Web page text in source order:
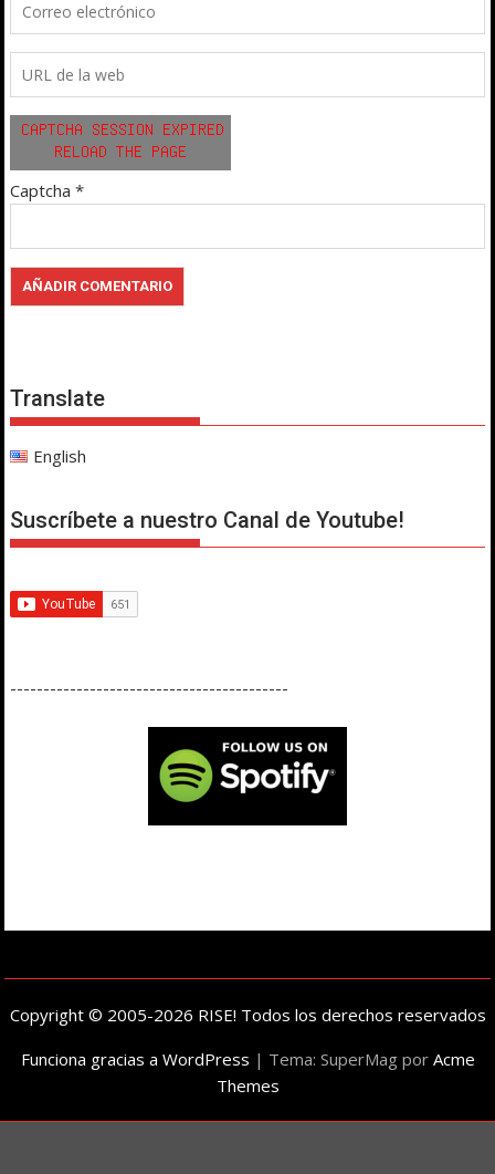
Captcha *
Translate
English
Suscríbete a nuestro Canal de Youtube!
------------------------------------------
Copyright © 2005-2026 RISE! Todos los derechos reservados
Funciona gracias a WordPress | Tema: SuperMag por Acme
Themes